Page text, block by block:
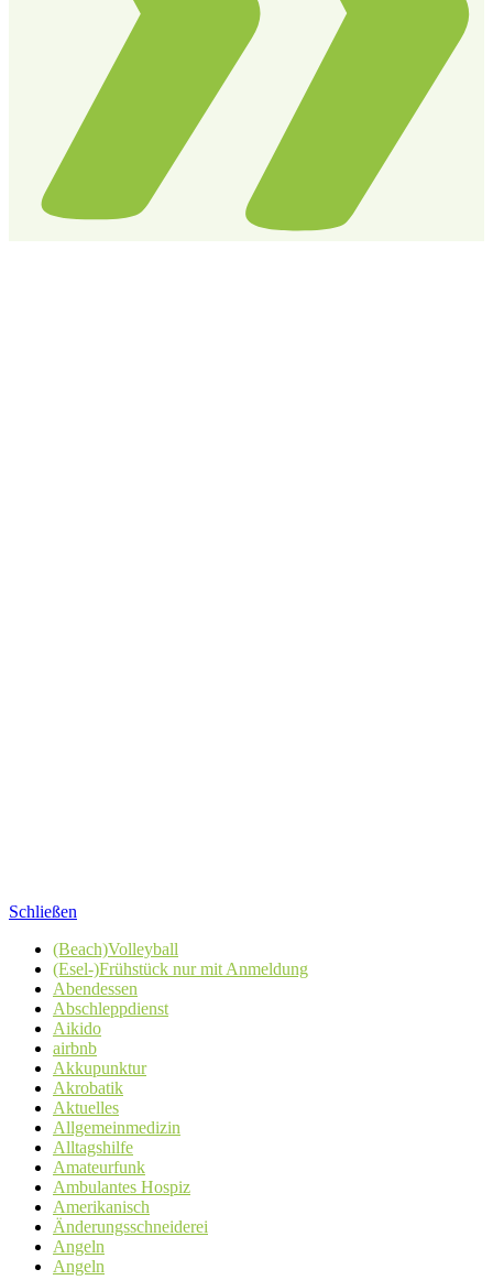
Schließen
(Beach)Volleyball
(Esel-)Frühstück nur mit Anmeldung
Abendessen
Abschleppdienst
Aikido
airbnb
Akkupunktur
Akrobatik
Aktuelles
Allgemeinmedizin
Alltagshilfe
Amateurfunk
Ambulantes Hospiz
Amerikanisch
Änderungsschneiderei
Angeln
Angeln